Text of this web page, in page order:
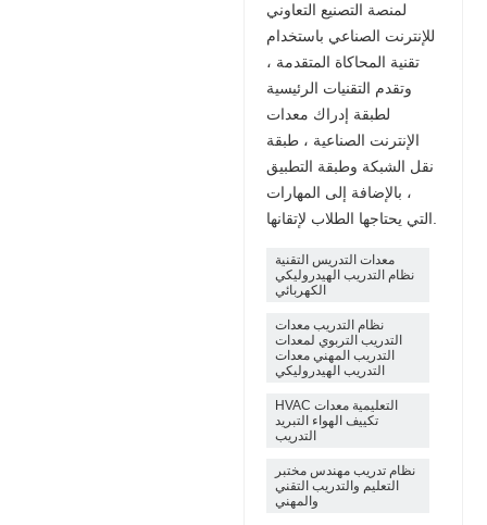
لمنصة التصنيع التعاوني
للإنترنت الصناعي باستخدام
تقنية المحاكاة المتقدمة ،
وتقدم التقنيات الرئيسية
لطبقة إدراك معدات
الإنترنت الصناعية ، طبقة
نقل الشبكة وطبقة التطبيق
، بالإضافة إلى المهارات
معدات التدريس التقنية
نظام التدريب الهيدروليكي
الكهربائي
نظام التدريب معدات
التدريب التربوي لمعدات
التدريب المهني معدات
التدريب الهيدروليكي
HVAC التعليمية معدات
تكييف الهواء التبريد
التدريب
نظام تدريب مهندس مختبر
التعليم والتدريب التقني
والمهني